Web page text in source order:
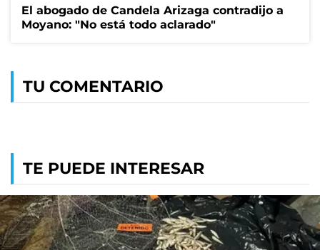
El abogado de Candela Arizaga contradijo a
Moyano: "No está todo aclarado"
TU COMENTARIO
TE PUEDE INTERESAR